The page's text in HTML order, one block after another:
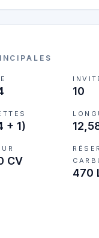
10
+ 1)
CV
470